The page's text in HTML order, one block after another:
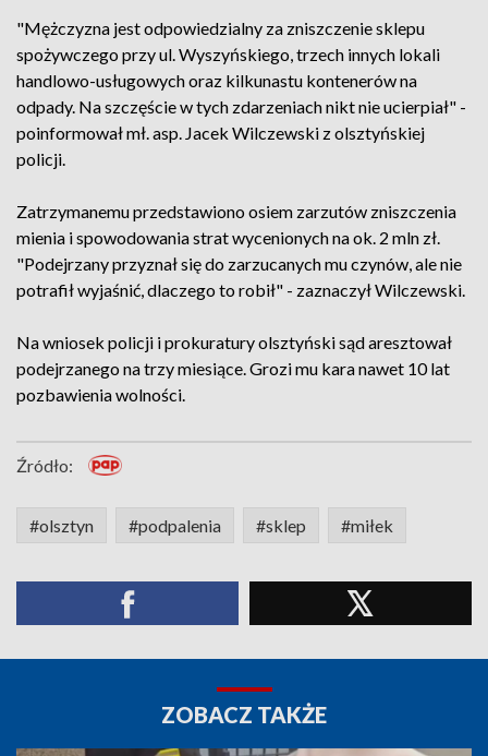
"Mężczyzna jest odpowiedzialny za zniszczenie sklepu
spożywczego przy ul. Wyszyńskiego, trzech innych lokali
handlowo-usługowych oraz kilkunastu kontenerów na
odpady. Na szczęście w tych zdarzeniach nikt nie ucierpiał" -
poinformował mł. asp. Jacek Wilczewski z olsztyńskiej
policji.
Zatrzymanemu przedstawiono osiem zarzutów zniszczenia
mienia i spowodowania strat wycenionych na ok. 2 mln zł.
"Podejrzany przyznał się do zarzucanych mu czynów, ale nie
potrafił wyjaśnić, dlaczego to robił" - zaznaczył Wilczewski.
Na wniosek policji i prokuratury olsztyński sąd aresztował
podejrzanego na trzy miesiące. Grozi mu kara nawet 10 lat
pozbawienia wolności.
Źródło:
#olsztyn #podpalenia #sklep #miłek
ZOBACZ TAKŻE